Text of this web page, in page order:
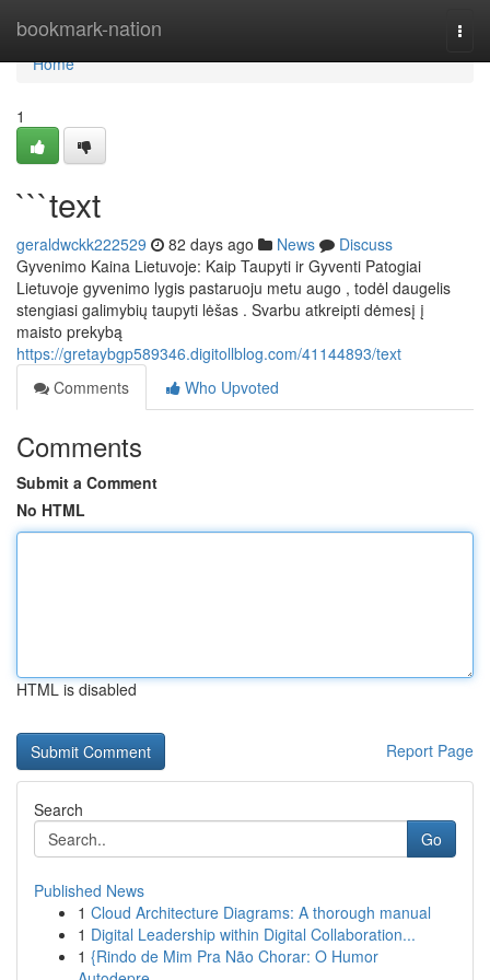
bookmark-nation
Home
Home
1
```text
geraldwckk222529 82 days ago News
Discuss
Gyvenimo Kaina Lietuvoje: Kaip Taupyti ir Gyventi Patogiai
Lietuvoje gyvenimo lygis pastaruoju metu augo , todėl daugelis
stengiasi galimybių taupyti lėšas . Svarbu atkreipti dėmesį į
maisto prekybą
https://gretaybgp589346.digitollblog.com/41144893/text
Comments
Who Upvoted
Comments
Submit a Comment
No HTML
HTML is disabled
Report Page
Search
Go
Published News
1 Cloud Architecture Diagrams: A thorough manual
1 Digital Leadership within Digital Collaboration...
1 {Rindo de Mim Pra Não Chorar: O Humor